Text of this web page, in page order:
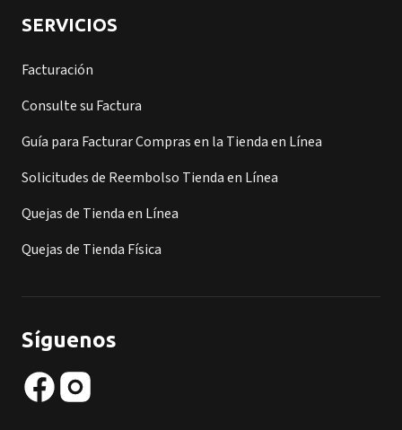
SERVICIOS
Facturación
Consulte su Factura
Guía para Facturar Compras en la Tienda en Línea
Solicitudes de Reembolso Tienda en Línea
Quejas de Tienda en Línea
Quejas de Tienda Física
Síguenos